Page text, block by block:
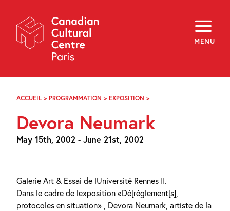
Navigation
MENU
About
Programming
Off-Site
Explore
Archives
f i y
FR EN
ACCUEIL > PROGRAMMATION > EXPOSITION >
Devora Neumark
May 15th, 2002 - June 21st, 2002
Galerie Art & Essai de lUniversité Rennes II.
Dans le cadre de lexposition «Dé[réglement[s],
protocoles en situation» , Devora Neumark, artiste de la